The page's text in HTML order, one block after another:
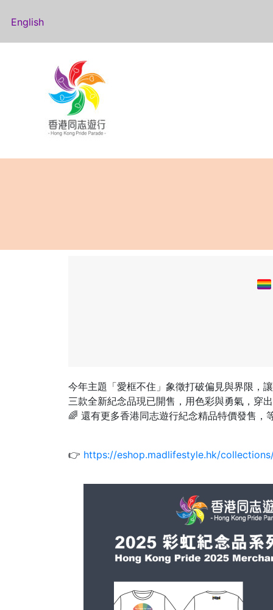
English
今年主題「愛框不住」象徵打破偏見與界限，
三款全新紀念品現已開售，用色彩與勇氣，穿
🌈 還有更多香港同志遊行紀念精品特價發售，
👉 https://eshop.madlifestyle.hk/